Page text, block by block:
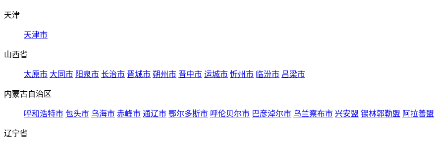
天津
天津市
山西省
太原市 大同市 阳泉市 长治市 晋城市 朔州市 晋中市 运城市 忻州市 临汾市 吕梁市
内蒙古自治区
呼和浩特市 包头市 乌海市 赤峰市 通辽市 鄂尔多斯市 呼伦贝尔市 巴彦淖尔市 乌兰察布市 兴安盟 锡林郭勒盟 阿拉善盟
辽宁省